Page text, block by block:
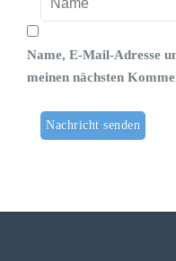
Name, E-Mail-Adresse
meinen nächsten